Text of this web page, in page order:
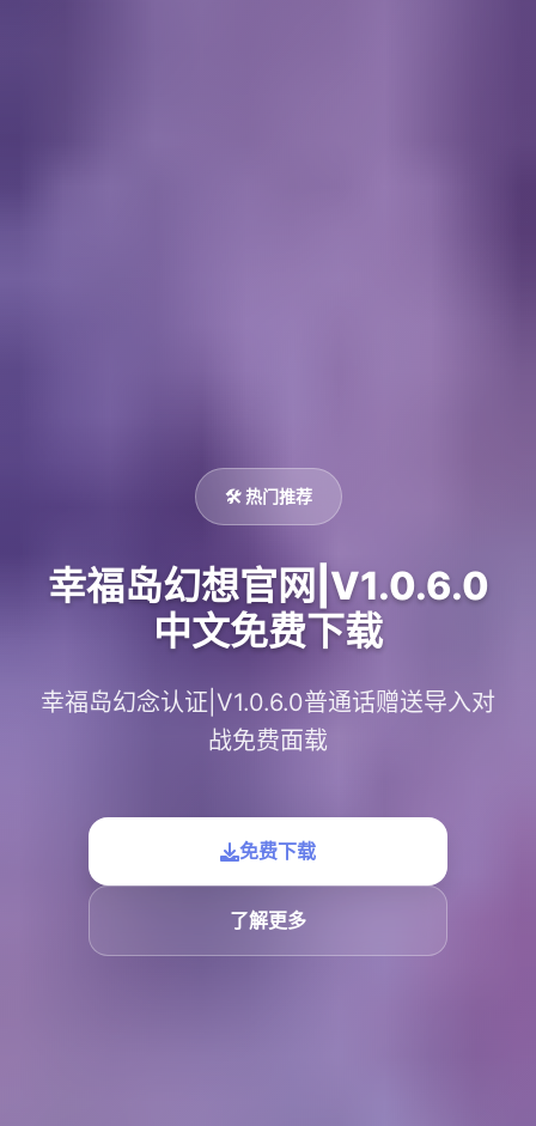
🛠️ 热门推荐
幸福岛幻想官网|V1.0.6.0
中文免费下载
幸福岛幻念认证|V1.0.6.0普通话赠送导入对
战免费面载
免费下载
了解更多